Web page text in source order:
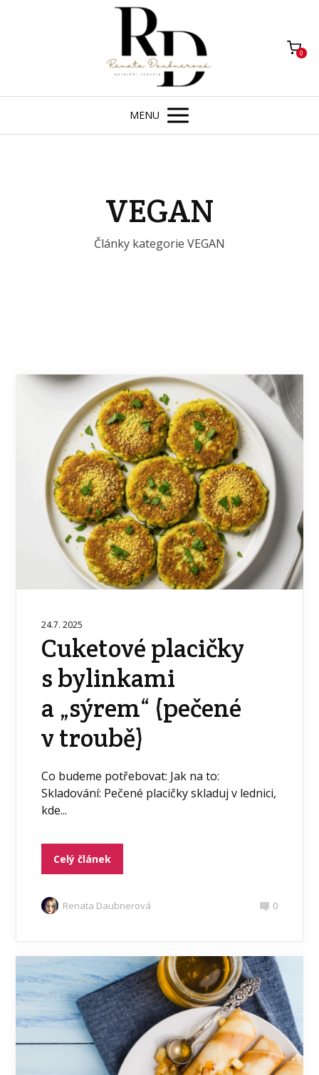
0
MENU
VEGAN
Články kategorie VEGAN
24.7. 2025
Cuketové placičky
s bylinkami
a „sýrem“ (pečené
v troubě)
Co budeme potřebovat: Jak na to:
Skladování: Pečené placičky skladuj v lednici,
kde...
Celý článek
Renata Daubnerová 0